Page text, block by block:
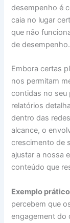
desempenho é
caia no lugar
que não
de desempenho.
Embora certas
nos permitam
contidas no seu
relatórios
dentro das
alcance, o
crescimento de
ajustar a nossa
conteúdo que
Exemplo
percebem que
engagement do